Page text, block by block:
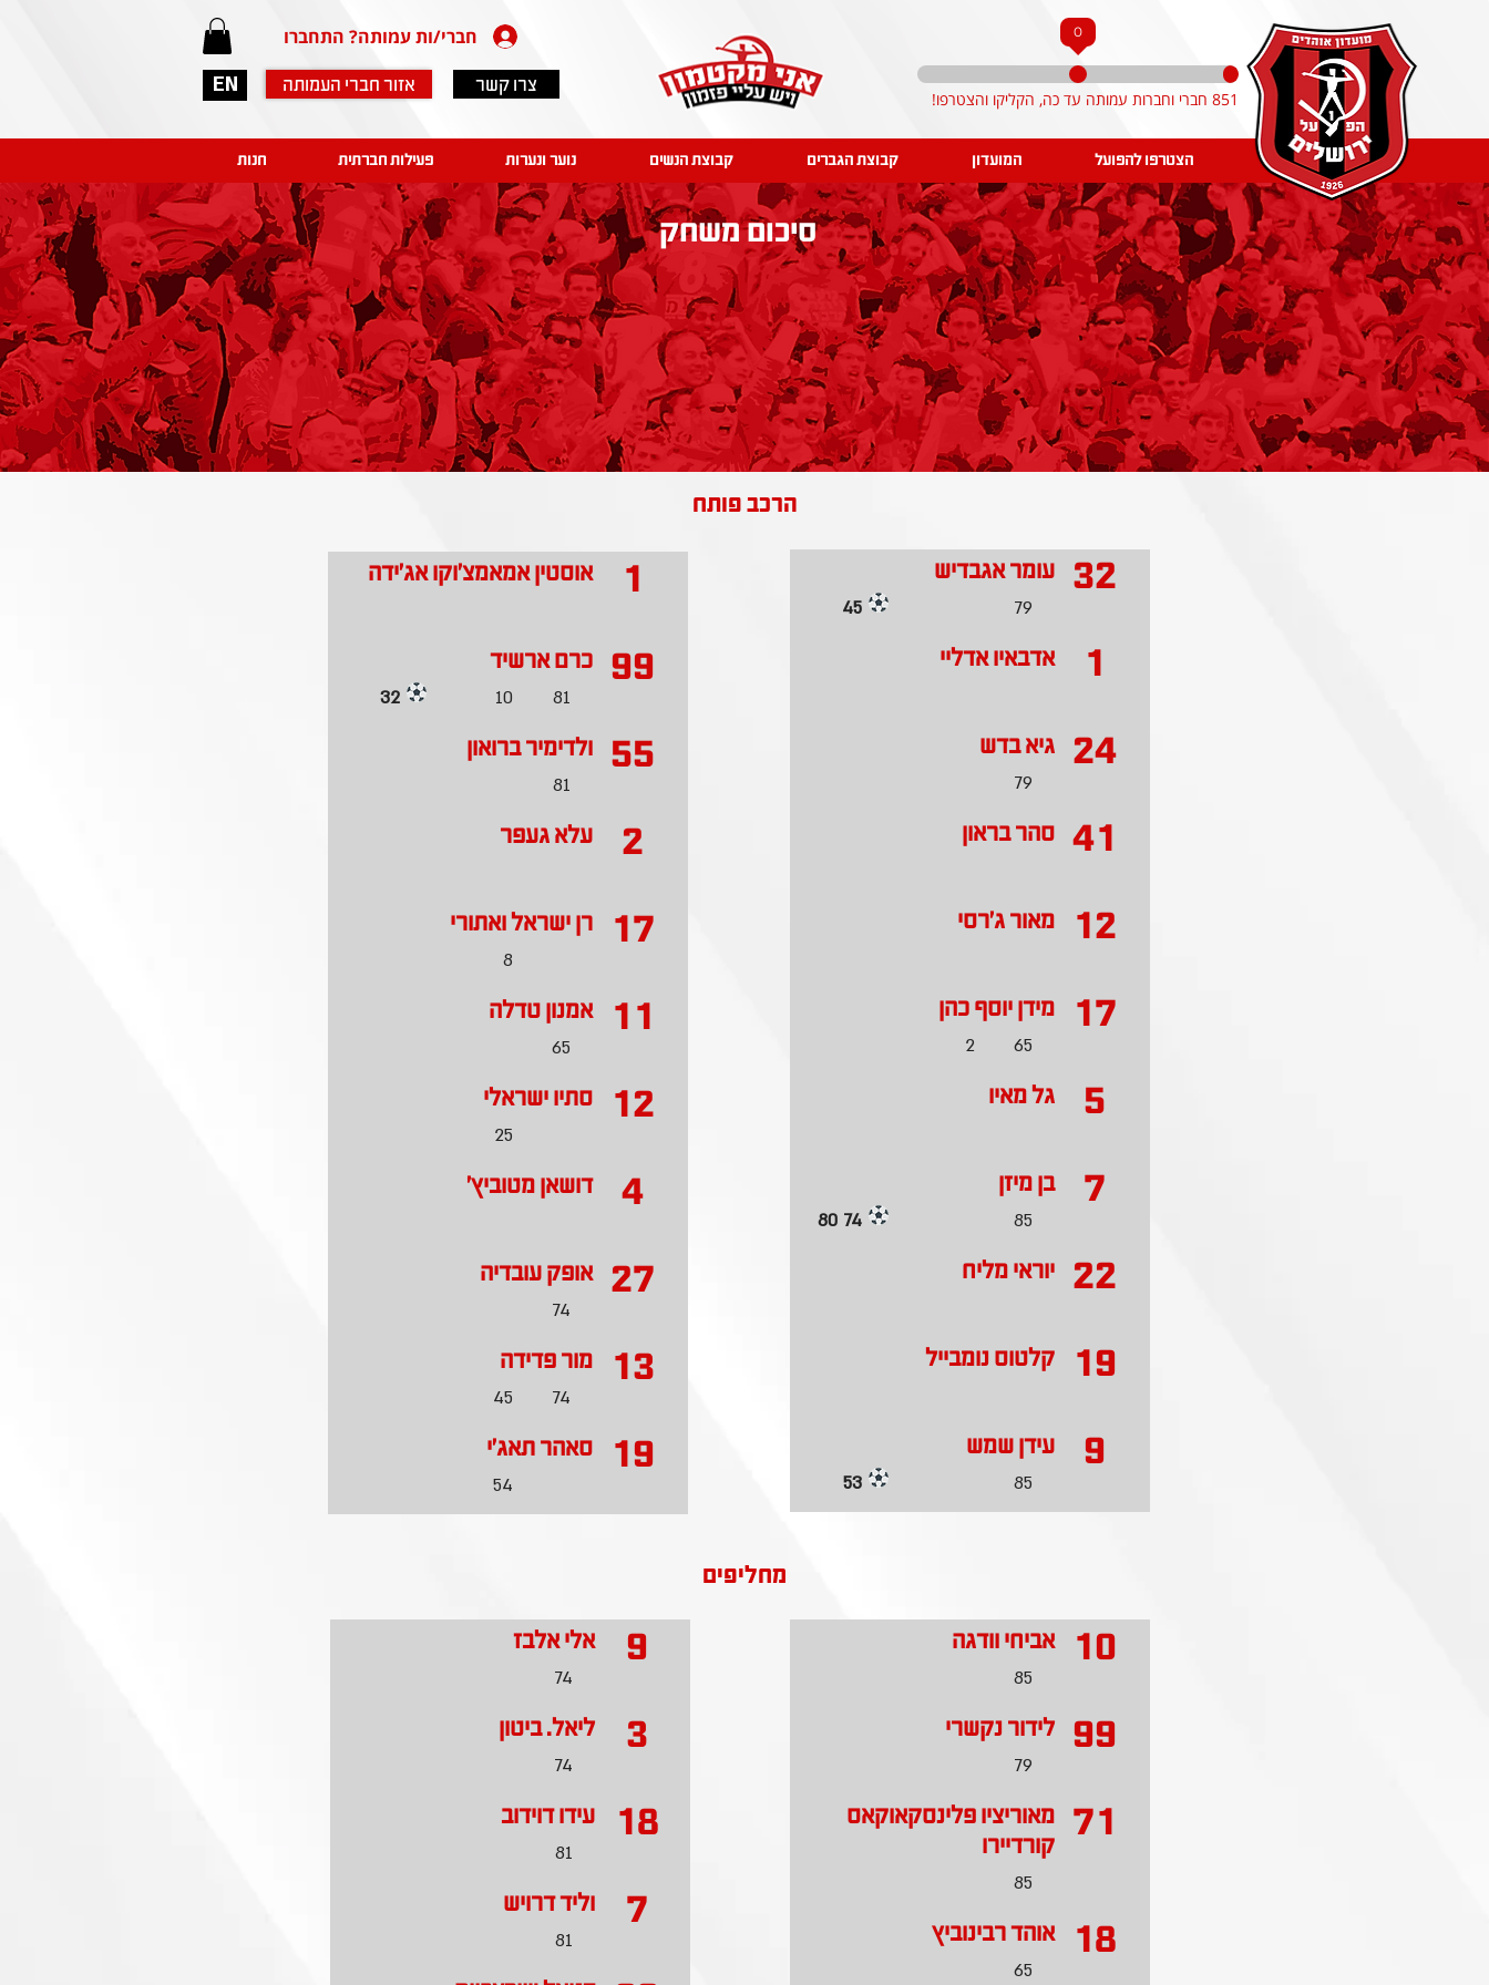
EN
חברי/ות עמותה? התחברו
אזור חברי העמותה צרו קשר
0
851 חברי וחברות עמותה עד כה, הקליקו והצטרפו!
הצטרפו להפועל המועדון קבוצת הגברים קבוצת הנשים נוער ונערות פעילות חברתית חנות
סיכום משחק
הרכב פותח
אוסטין אמאמצ'וקו אג'ידה 1
כרם ארשיד
32 10 81
99
ולדימיר ברואון
81
55
עלא געפר 2
רן ישראל ואתורי
8
17
אמנון טדלה
65
11
סתיו ישראלי
25
12
דושאן מטוביץ' 4
אופק עובדיה
74
27
מור פדידה
45 74
13
סאהר תאג'י
54
19
עומר אגבדיש
45 79
32
אדבאיו אדליי 1
גיא בדש
79
24
סהר בראון 41
מאור ג'רסי 12
מידן יוסף כהן
2 65
17
גל מאיו 5
בן מיזן
74 80 85
7
יוראי מליח 22
קלטוס נומבייל 19
עידן שמש
53 85
9
מחליפים
אלי אלבז
74
9
ליאל. ביטון
74
3
עידו דוידוב
81
18
וליד דרויש
81
7
אביחי וודגה
85
10
לידור נקשרי
79
99
מאוריציו פלינסקאוקאס
קורדיירו
85
71
אוהד רבינוביץ
65
18